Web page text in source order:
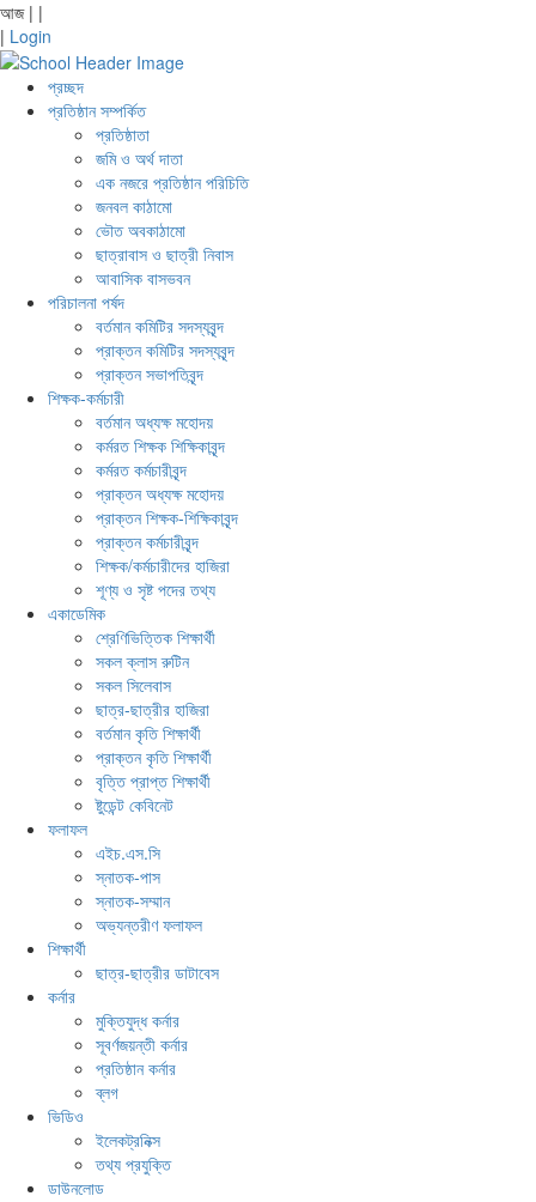
আজ | |
| Login
প্রচ্ছদ
প্রতিষ্ঠান সম্পর্কিত
প্রতিষ্ঠাতা
জমি ও অর্থ দাতা
এক নজরে প্রতিষ্ঠান পরিচিতি
জনবল কাঠামো
ভৌত অবকাঠামো
ছাত্রাবাস ও ছাত্রী নিবাস
আবাসিক বাসভবন
পরিচালনা পর্ষদ
বর্তমান কমিটির সদস্যবৃন্দ
প্রাক্তন কমিটির সদস্যবৃন্দ
প্রাক্তন সভাপতিবৃন্দ
শিক্ষক-কর্মচারী
বর্তমান অধ্যক্ষ মহোদয়
কর্মরত শিক্ষক শিক্ষিকাবৃন্দ
কর্মরত কর্মচারীবৃন্দ
প্রাক্তন অধ্যক্ষ মহোদয়
প্রাক্তন শিক্ষক-শিক্ষিকাবৃন্দ
প্রাক্তন কর্মচারীবৃন্দ
শিক্ষক/কর্মচারীদের হাজিরা
শূণ্য ও সৃষ্ট পদের তথ্য
একাডেমিক
শ্রেণিভিত্তিক শিক্ষার্থী
সকল ক্লাস রুটিন
সকল সিলেবাস
ছাত্র-ছাত্রীর হাজিরা
বর্তমান কৃতি শিক্ষার্থী
প্রাক্তন কৃতি শিক্ষার্থী
বৃত্তি প্রাপ্ত শিক্ষার্থী
ষ্টুডেন্ট কেবিনেট
ফলাফল
এইচ.এস.সি
স্নাতক-পাস
স্নাতক-সম্মান
অভ্যন্তরীণ ফলাফল
শিক্ষার্থী
ছাত্র-ছাত্রীর ডাটাবেস
কর্নার
মুক্তিযুদ্ধ কর্নার
সূবর্ণজয়ন্তী কর্নার
প্রতিষ্ঠান কর্নার
ব্লগ
ভিডিও
ইলেকট্রনিক্স
তথ্য প্রযুক্তি
ডাউনলোড